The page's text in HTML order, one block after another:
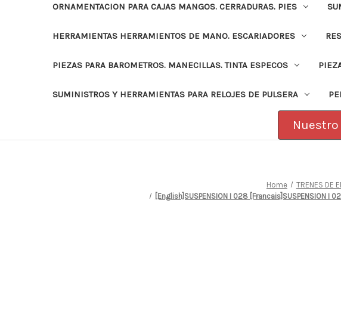
ORNAMENTACION PARA CAJAS MANGOS. CERRADURAS. PIES
HERRAMIENTAS HERRAMIENTOS DE MANO. ESCARIADORES
PIEZAS PARA BAROMETROS. MANECILLAS. TINTA ESPECOS
SUMINISTROS Y HERRAMIENTAS PARA RELOJES DE PULSERA
Home TRENES DE
[English]SUSPENSION I 028 [Francais]SUSPENSION I